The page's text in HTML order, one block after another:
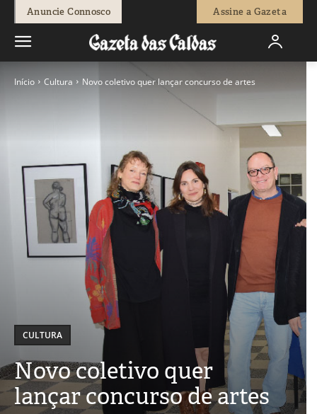
Anuncie Connosco Assine a Gazeta
Início Cultura Novo coletivo quer lançar concurso de artes
CULTURA
Novo coletivo quer
lançar concurso de artes